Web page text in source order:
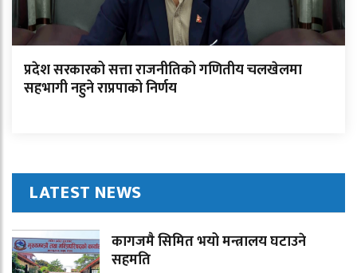
प्रदेश सरकारको सत्ता राजनीतिको गणितीय चलखेलमा
सहभागी नहुने राप्रपाको निर्णय
LATEST NEWS
कागजमै सिमित भयो मन्त्रालय घटाउने
सहमति